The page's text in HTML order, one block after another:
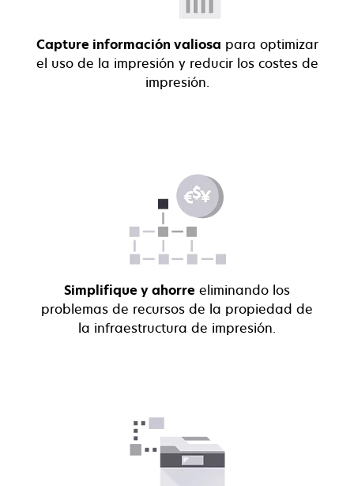
Capture información valiosa para optimizar
el uso de la impresión y reducir los costes de
impresión.
Simplifique y ahorre eliminando los
problemas de recursos de la propiedad de
la infraestructura de impresión.